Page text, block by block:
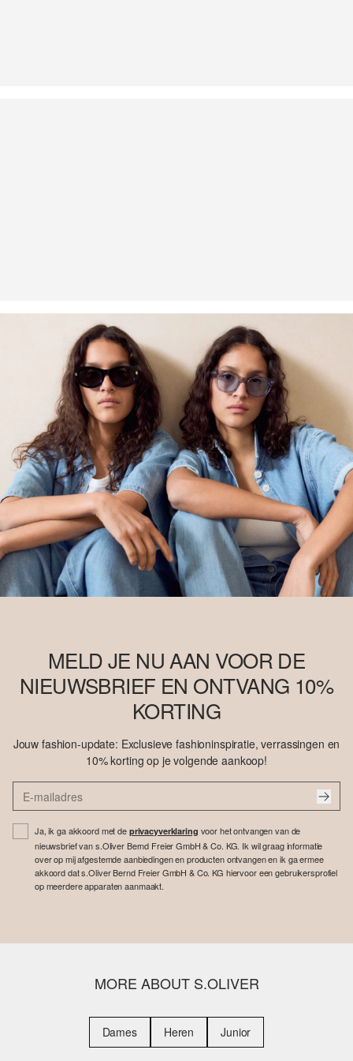
MELD JE NU AAN VOOR DE
NIEUWSBRIEF EN ONTVANG 10%
KORTING
Jouw fashion-update: Exclusieve fashioninspiratie, verrassingen en
10% korting op je volgende aankoop!
Ja, ik ga akkoord met de privacyverklaring voor het ontvangen van de
nieuwsbrief van s.Oliver Bernd Freier GmbH & Co. KG. Ik wil graag informatie
over op mij afgestemde aanbiedingen en producten ontvangen en ik ga ermee
akkoord dat s.Oliver Bernd Freier GmbH & Co. KG hiervoor een gebruikersprofiel
op meerdere apparaten aanmaakt.
MORE ABOUT S.OLIVER
Dames Heren Junior